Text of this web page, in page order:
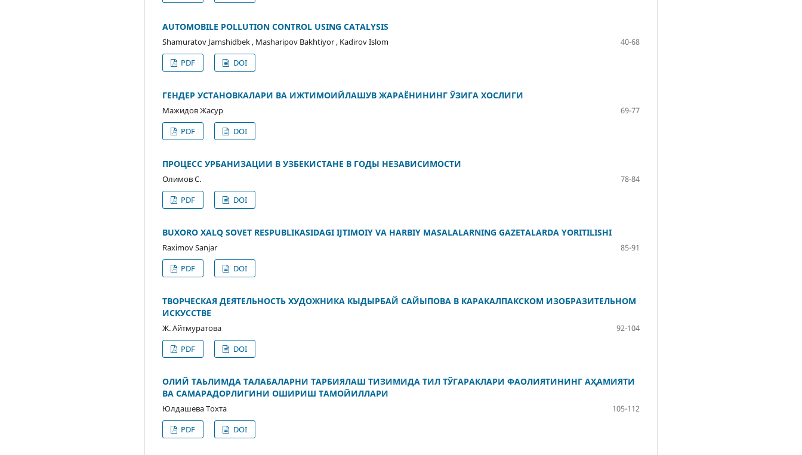
AUTOMOBILE POLLUTION CONTROL USING CATALYSIS
Shamuratov Jamshidbek , Masharipov Bakhtiyor , Kadirov Islom
40-68
PDF
DOI
ГЕНДЕР УСТАНОВКАЛАРИ ВА ИЖТИМОИЙЛАШУВ ЖАРАЁНИНИНГ ЎЗИГА ХОСЛИГИ
Мажидов Жасур
69-77
PDF
DOI
ПРОЦЕСС УРБАНИЗАЦИИ В УЗБЕКИСТАНЕ В ГОДЫ НЕЗАВИСИМОСТИ
Олимов С.
78-84
PDF
DOI
BUXORO XALQ SOVET RESPUBLIKASIDAGI IJTIMOIY VA HARBIY MASALALARNING GAZETALARDA YORITILISHI
Raximov Sanjar
85-91
PDF
DOI
ТВОРЧЕСКАЯ ДЕЯТЕЛЬНОСТЬ ХУДОЖНИКА КЫДЫРБАЙ САЙЫПОВА В КАРАКАЛПАКСКОМ ИЗОБРАЗИТЕЛЬНОМ
ИСКУССТВЕ
Ж. Айтмуратова
92-104
PDF
DOI
ОЛИЙ ТАЬЛИМДА ТАЛАБАЛАРНИ ТАРБИЯЛАШ ТИЗИМИДА ТИЛ ТЎГАРАКЛАРИ ФАОЛИЯТИНИНГ АҲАМИЯТИ
ВА САМАРАДОРЛИГИНИ ОШИРИШ ТАМОЙИЛЛАРИ
Юлдашева Тохта
105-112
PDF
DOI